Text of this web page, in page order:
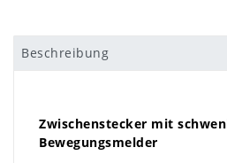
Beschreibung
Zwischenstecker mit
Bewegungsmelder